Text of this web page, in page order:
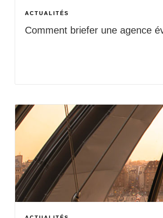
ACTUALITÉS
Comment briefer une agence